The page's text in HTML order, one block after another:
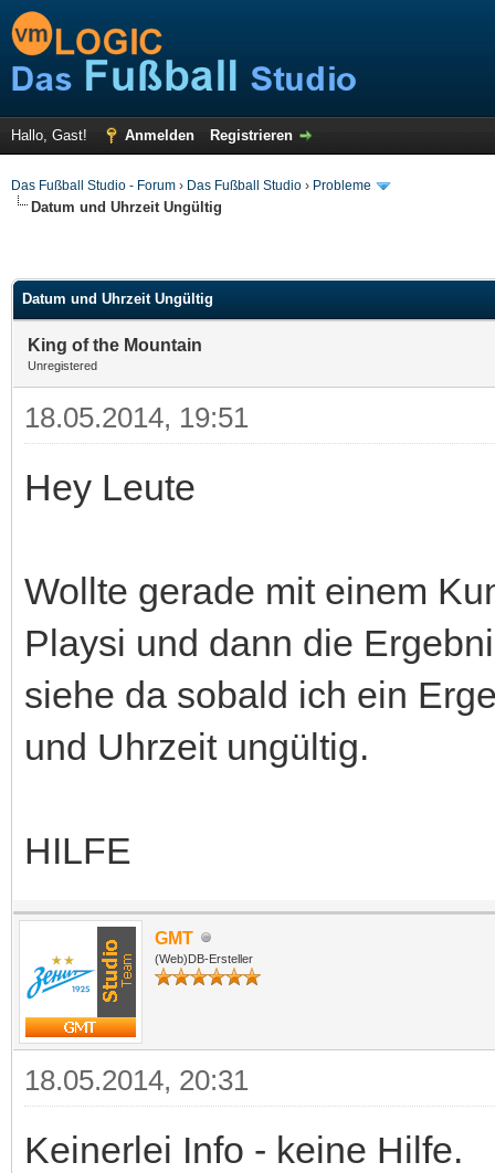
Hallo, Gast! Anmelden Registrieren
Das Fußball Studio - Forum › Das Fußball Studio › Probleme
Datum und Uhrzeit Ungültig
Datum und Uhrzeit Ungültig
King of the Mountain
Unregistered
18.05.2014, 19:51
Hey Leute
Wollte gerade mit einem
Playsi und dann die
siehe da sobald ich ein
und Uhrzeit ungültig.
HILFE
GMT
(Web)DB-Ersteller
18.05.2014, 20:31
Keinerlei Info - keine Hilfe.